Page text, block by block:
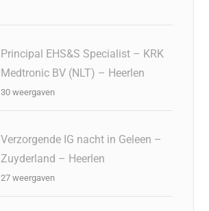
Principal EHS&S Specialist – KRK
Medtronic BV (NLT) – Heerlen
30 weergaven
Verzorgende IG nacht in Geleen –
Zuyderland – Heerlen
27 weergaven